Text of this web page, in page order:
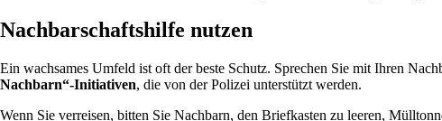
Nachbarschaftshilfe nutzen
Ein wachsames Umfeld ist oft der beste Schutz. Sprechen Sie mit Ihren
Nachbarn“-Initiativen, die von der Polizei unterstützt werden.
Wenn Sie verreisen, bitten Sie Nachbarn, den Briefkasten zu leeren,